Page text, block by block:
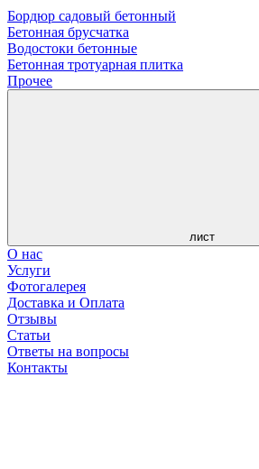
Бордюр садовый бетонный
Бетонная брусчатка
Водостоки бетонные
Бетонная тротуарная плитка
Прочее
лист
О нас
Услуги
Фотогалерея
Доставка и Оплата
Отзывы
Статьи
Ответы на вопросы
Контакты